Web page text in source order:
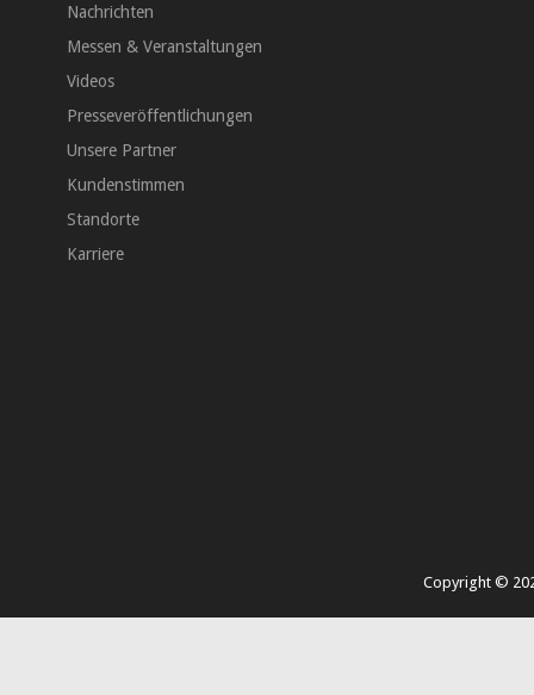
Nachrichten
Messen & Veranstaltungen
Videos
Presseveröffentlichungen
Unsere Partner
Kundenstimmen
Standorte
Karriere
Copyright ©